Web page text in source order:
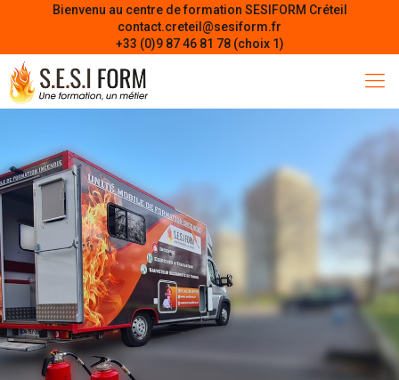
Bienvenu au centre de formation SESIFORM Créteil
contact.creteil@sesiform.fr
+33 (0)9 87 46 81 78 (choix 1)